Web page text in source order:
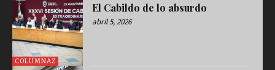
COLUMNAZ
El Cabildo de lo absurdo
abril 5, 2026